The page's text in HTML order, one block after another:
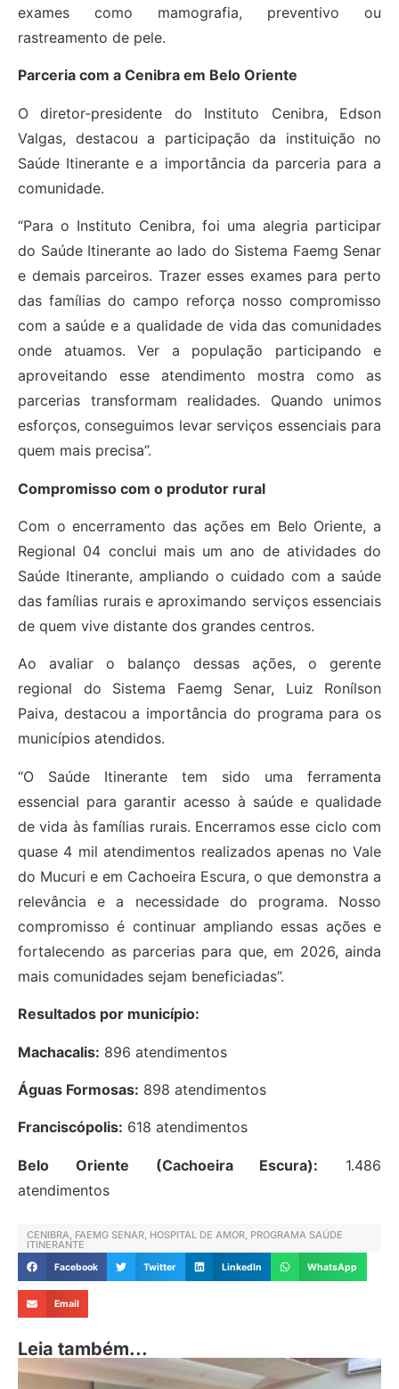
exames como mamografia, preventivo ou
rastreamento de pele.
Parceria com a Cenibra em Belo Oriente
O diretor-presidente do Instituto Cenibra, Edson
Valgas, destacou a participação da instituição no
Saúde Itinerante e a importância da parceria para a
comunidade.
“Para o Instituto Cenibra, foi uma alegria participar
do Saúde Itinerante ao lado do Sistema Faemg Senar
e demais parceiros. Trazer esses exames para perto
das famílias do campo reforça nosso compromisso
com a saúde e a qualidade de vida das comunidades
onde atuamos. Ver a população participando e
aproveitando esse atendimento mostra como as
parcerias transformam realidades. Quando unimos
esforços, conseguimos levar serviços essenciais para
quem mais precisa”.
Compromisso com o produtor rural
Com o encerramento das ações em Belo Oriente, a
Regional 04 conclui mais um ano de atividades do
Saúde Itinerante, ampliando o cuidado com a saúde
das famílias rurais e aproximando serviços essenciais
de quem vive distante dos grandes centros.
Ao avaliar o balanço dessas ações, o gerente
regional do Sistema Faemg Senar, Luiz Ronílson
Paiva, destacou a importância do programa para os
municípios atendidos.
“O Saúde Itinerante tem sido uma ferramenta
essencial para garantir acesso à saúde e qualidade
de vida às famílias rurais. Encerramos esse ciclo com
quase 4 mil atendimentos realizados apenas no Vale
do Mucuri e em Cachoeira Escura, o que demonstra a
relevância e a necessidade do programa. Nosso
compromisso é continuar ampliando essas ações e
fortalecendo as parcerias para que, em 2026, ainda
mais comunidades sejam beneficiadas”.
Resultados por município:
Machacalis: 896 atendimentos
Águas Formosas: 898 atendimentos
Franciscópolis: 618 atendimentos
Belo Oriente (Cachoeira Escura): 1.486
atendimentos
CENIBRA, FAEMG SENAR, HOSPITAL DE AMOR, PROGRAMA SAÚDE
ITINERANTE
Facebook Twitter LinkedIn WhatsApp
Email
Leia também...